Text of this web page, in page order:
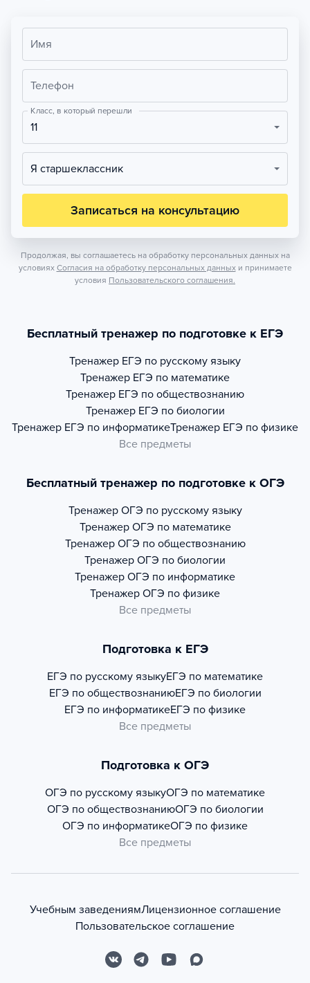
Имя
Телефон
Класс, в который перешли
11
Я старшеклассник
Записаться на консультацию
Продолжая, вы соглашаетесь на обработку персональных данных на
условиях Согласия на обработку персональных данных и принимаете
условия Пользовательского соглашения.
Бесплатный тренажер по подготовке к ЕГЭ
Тренажер ЕГЭ по русскому языку
Тренажер ЕГЭ по математике
Тренажер ЕГЭ по обществознанию
Тренажер ЕГЭ по биологии
Тренажер ЕГЭ по информатикеТренажер ЕГЭ по физике
Все предметы
Бесплатный тренажер по подготовке к ОГЭ
Тренажер ОГЭ по русскому языку
Тренажер ОГЭ по математике
Тренажер ОГЭ по обществознанию
Тренажер ОГЭ по биологии
Тренажер ОГЭ по информатике
Тренажер ОГЭ по физике
Все предметы
Подготовка к ЕГЭ
ЕГЭ по русскому языкуЕГЭ по математике
ЕГЭ по обществознаниюЕГЭ по биологии
ЕГЭ по информатикеЕГЭ по физике
Все предметы
Подготовка к ОГЭ
ОГЭ по русскому языкуОГЭ по математике
ОГЭ по обществознаниюОГЭ по биологии
ОГЭ по информатикеОГЭ по физике
Все предметы
Учебным заведениямЛицензионное соглашение
Пользовательское соглашение